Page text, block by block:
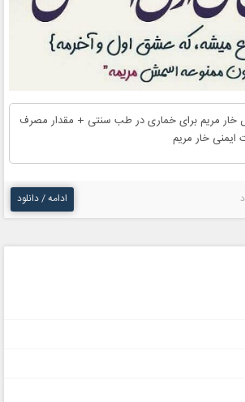
خار مریم برای خماری در طب سنتی + مقدار مصرف
ایمنی خار مریم
ادامه / دانلود